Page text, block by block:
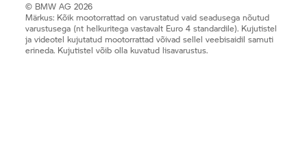
© BMW AG 2026
Märkus: Kõik mootorrattad on varustatud vaid seadusega nõutud
varustusega (nt helkuritega vastavalt Euro 4 standardile). Kujutistel
ja videotel kujutatud mootorrattad võivad sellel veebisaidil samuti
erineda. Kujutistel võib olla kuvatud lisavarustus.